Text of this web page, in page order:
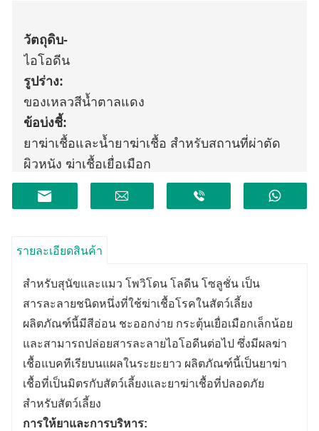
วัตถุดิบ-
ไอโอดีน
รูปร่าง:
ของเหลวสีน้ำตาลแดง
ข้อบ่งชี้:
ยาฆ่าเชื้อและน้ำยาฆ่าเชื้อ สำหรับสถานที่ผ่าตัด
ผิวหนัง ฆ่าเชื้อเยื่อเมือก
รายละเอียดสินค้า
สำหรับสุนัขและแมว โพวิโดน โลดีน โซลูชั่น เป็น
สารละลายชนิดหนึ่งที่ใช้ฆ่าเชื้อโรคในสัตว์เลี้ยง
ผลิตภัณฑ์นี้มีสีอ่อน ชะออกง่าย กระตุ้นเยื่อเมือกเล็กน้อย
และสามารถปล่อยสารละลายไอโอดีนต่อไป ซึ่งมีผลฆ่า
เชื้อแบคทีเรียบนแผลในระยะยาว ผลิตภัณฑ์นี้เป็นยาฆ่า
เชื้อที่เป็นมิตรกับสัตว์เลี้ยงและยาฆ่าเชื้อที่ปลอดภัย
สำหรับสัตว์เลี้ยง
การให้ยาและการบริหาร: